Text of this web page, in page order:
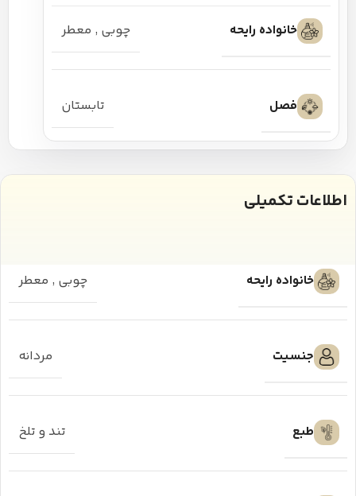
خانواده رایحه چوبی , معطر
فصل تابستان
اطلاعات تکمیلی
خانواده رایحه چوبی , معطر
جنسیت مردانه
طبع تند و تلخ